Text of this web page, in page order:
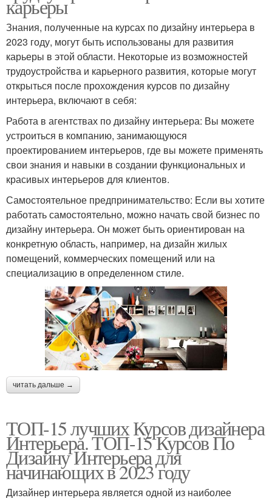
карьеры
Знания, полученные на курсах по дизайну интерьера в
2023 году, могут быть использованы для развития
карьеры в этой области. Некоторые из возможностей
трудоустройства и карьерного развития, которые могут
открыться после прохождения курсов по дизайну
интерьера, включают в себя:
Работа в агентствах по дизайну интерьера: Вы можете
устроиться в компанию, занимающуюся
проектированием интерьеров, где вы можете применять
свои знания и навыки в создании функциональных и
красивых интерьеров для клиентов.
Самостоятельное предпринимательство: Если вы хотите
работать самостоятельно, можно начать свой бизнес по
дизайну интерьера. Он может быть ориентирован на
конкретную область, например, на дизайн жилых
помещений, коммерческих помещений или на
специализацию в определенном стиле.
читать дальше →
ТОП-15 лучших Курсов дизайнера
Интерьера. ТОП-15 Курсов По
Дизайну Интерьера для
начинающих в 2023 году
Дизайнер интерьера является одной из наиболее